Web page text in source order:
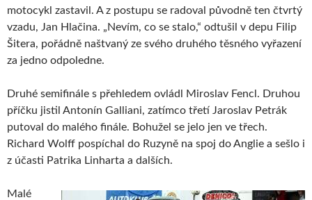
motocykl zastavil. A z postupu se radoval původně ten čtvrtý
vzadu, Jan Hlačina. „Nevím, co se stalo,“ odtušil v depu Filip
Šitera, pořádně naštvaný ze svého druhého těsného vyřazení
za jedno odpoledne.
Druhé semifinále s přehledem ovládl Miroslav Fencl. Druhou
příčku jistil Antonín Galliani, zatímco třetí Jaroslav Petrák
putoval do malého finále. Bohužel se jelo jen ve třech.
Richard Wolff pospíchal do Ruzyně na spoj do Anglie a sešlo i
z účasti Patrika Linharta a dalších.
Malé